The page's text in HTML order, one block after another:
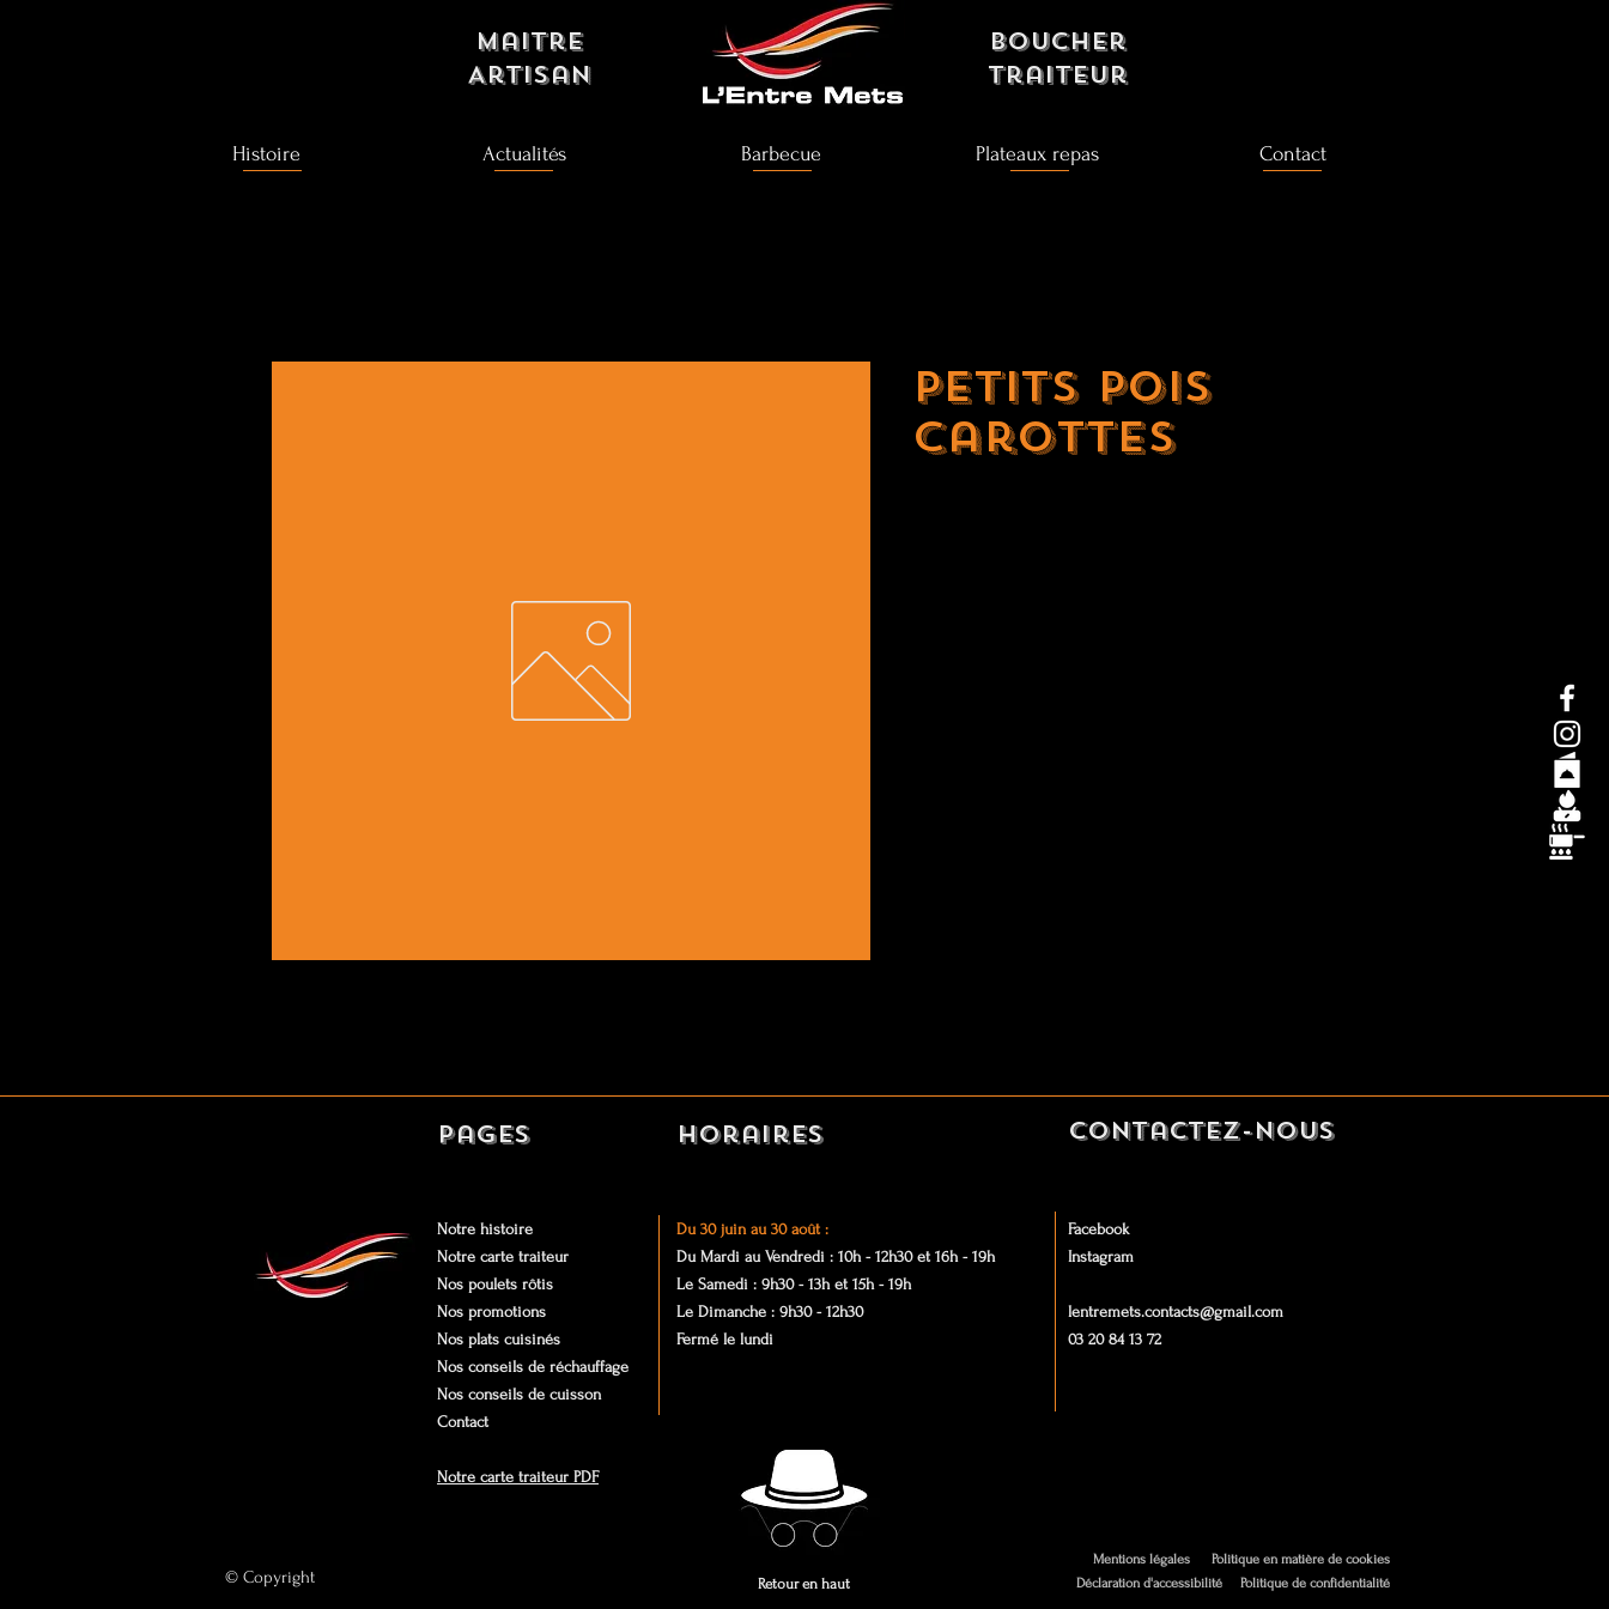
Maitre
Artisan
boucher
Traiteur
Histoire Actualités Barbecue Plateaux repas Contact
Petits pois
carottes
Pages Horaires Contactez-nous
Notre histoire
Notre carte traiteur
Nos poulets rôtis
Nos promotions
Nos plats cuisinés
Nos conseils de réchauffage
Nos conseils de cuisson
Contact
Notre carte traiteur PDF
Du 30 juin au 30 août :
Du Mardi au Vendredi : 10h - 12h30 et 16h - 19h
Le Samedi : 9h30 - 13h et 15h -19h
Le Dimanche : 9h30 - 12h30
Fermé le lundi
© Copyright
Mentions légales Politique en matière de cookies
Déclaration d'accessibilité
Politique de confidentialité
Facebook
Instagram
lentremets.contacts@gmail.com
03 20 84 13 72
Retour en haut